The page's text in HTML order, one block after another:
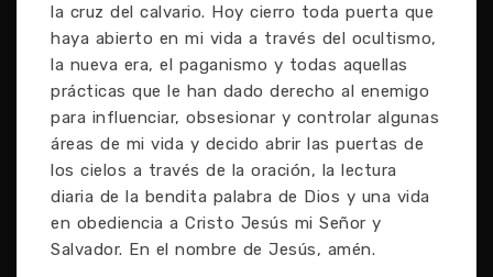
la cruz del calvario. Hoy cierro toda puerta que
haya abierto en mi vida a través del ocultismo,
la nueva era, el paganismo y todas aquellas
prácticas que le han dado derecho al enemigo
para influenciar, obsesionar y controlar algunas
áreas de mi vida y decido abrir las puertas de
los cielos a través de la oración, la lectura
diaria de la bendita palabra de Dios y una vida
en obediencia a Cristo Jesús mi Señor y
Salvador. En el nombre de Jesús, amén.